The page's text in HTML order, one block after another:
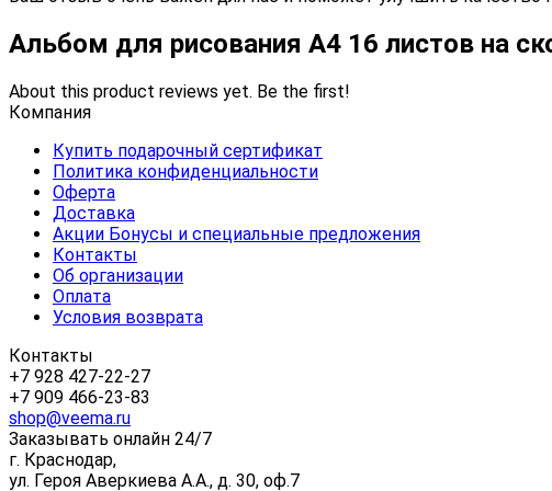
Альбом для рисования А4 16 листов на
About this product reviews yet. Be the first!
Компания
Купить подарочный сертификат
Политика конфиденциальности
Оферта
Доставка
Акции Бонусы и специальные предложения
Контакты
Об организации
Оплата
Условия возврата
Контакты
+7 928 427-22-27
+7 909 466-23-83
shop@veema.ru
Заказывать онлайн 24/7
г. Краснодар,
ул. Героя Аверкиева А.А., д. 30, оф.7